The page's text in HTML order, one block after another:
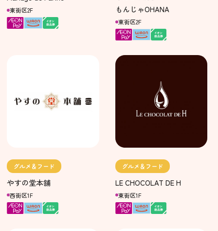
東街区2F もんじゃOHANA
東街区2F
グルメ＆フード
やすの堂本舗
西街区1F
グルメ＆フード
LE CHOCOLAT DE H
東街区1F